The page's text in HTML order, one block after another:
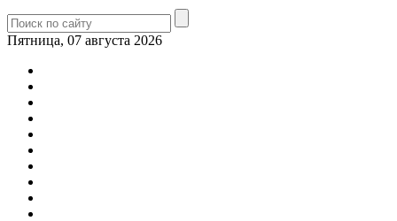
Пятница, 07 августа 2026